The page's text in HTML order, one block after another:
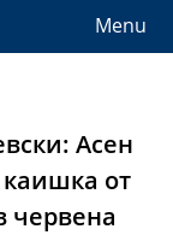
Menu
Асен
от
червена